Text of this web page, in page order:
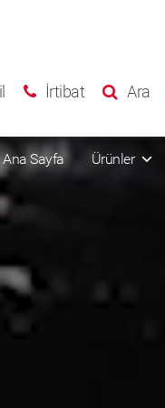
İrtibat Ara
Ana Sayfa Ürünler